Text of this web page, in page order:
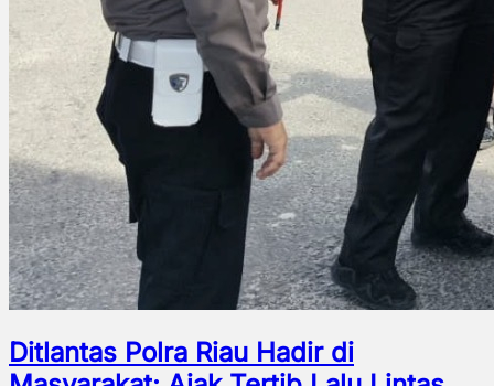
Ditlantas Polra Riau Hadir di